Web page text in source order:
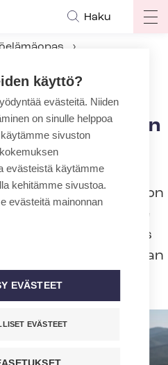
Haku
Palkaton loma eli palkanmaksun keskeytys
palkanmaksun
ei ole tarjota työtä
hammaslääkäri on
on suljettu. Tilanne
hoitaa niin, että myös
vuosilomansa samaan
käyttö?
evästeitä. Niiden
on sinulle helppoa
sivuston
evästeistä käytämme
kehitämme sivustoa.
evästeitä mainonnan
EVÄSTEET
EVÄSTEET